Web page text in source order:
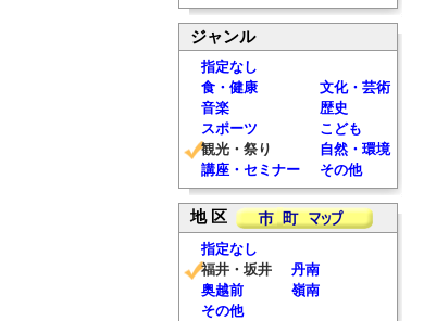
ジャンル
指定なし
食・健康
文化・芸術
音楽
歴史
スポーツ
こども
観光・祭り
自然・環境
講座・セミナー
その他
地 区
指定なし
福井・坂井
丹南
奥越前
嶺南
その他